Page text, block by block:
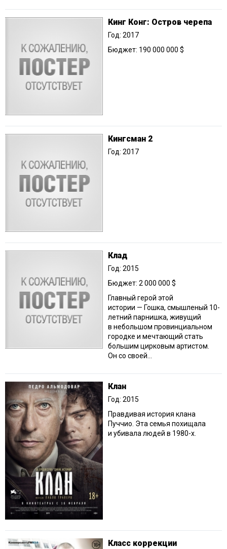
Кинг Конг: Остров черепа
Год: 2017
Бюджет: 190 000 000 $
Кингсман 2
Год: 2017
Клад
Год: 2015
Бюджет: 2 000 000 $
Главный герой этой
истории — Гошка, смышленый 10-
летний парнишка, живущий
в небольшом провинциальном
городке и мечтающий стать
большим цирковым артистом.
Он со своей...
Клан
Год: 2015
Правдивая история клана
Пуччио. Эта семья похищала
и убивала людей в 1980-х.
Класс коррекции